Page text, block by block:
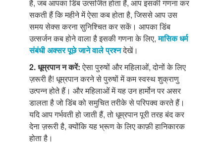
है, जब आपका डिंब उत्सर्जित होता हैं, आप इसकी गणना कर
सकती हैं कि महीने में ऐसा कब होता है, जिससे आप उस
समय सेक्स करना सुनिश्चित कर सकें। आपका डिंब
उत्सर्जन कब होने वाला है इसकी गणना के लिए,मासिक धर्म
संबंधी अक्सर पूछे जाने वाले प्रश्नदेखें।
2. धूम्रपान न करें:ऐसा पुरुषों और महिलाओं, दोनों के लिए
ज़रूरी है! धूम्रपान करने से पुरुषों में कम स्वस्थ शुक्राणु
उत्पन्न होते हैं। और महिलाओं में यह उन हार्मोन पर असर
डालता है जो डिंब को समुचित तरीके से परिपक्व करते हैं।
यदि आप गर्भवती हो जाती हैं, तो धूम्रपान पूरी तरह बंद कर
देना ज़रूरी है, क्योंकि यह भ्रूण के लिए काफ़ी हानिकारक
होता है।